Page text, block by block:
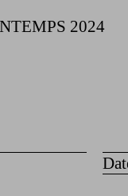
2024